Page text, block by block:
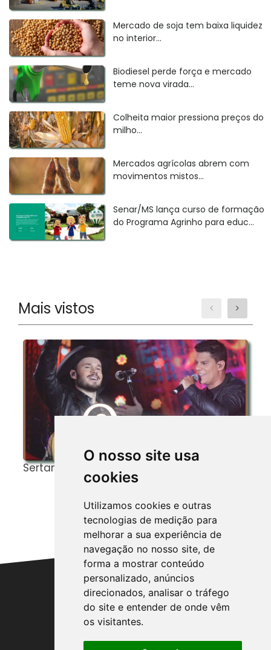
O nosso site usa
cookies
Utilizamos cookies e outras
tecnologias de medição para
melhorar a sua experiência de
navegação no nosso site, de
forma a mostrar conteúdo
personalizado, anúncios
direcionados, analisar o tráfego
do site e entender de onde vêm
os visitantes.
Mercado de soja tem baixa liquidez
no interior...
Biodiesel perde força e mercado
teme nova virada...
Colheita maior pressiona preços do
milho...
Mercados agrícolas abrem com
movimentos mistos...
Senar/MS lança curso de formação
do Programa Agrinho para educ...
Mais vistos
Sertanejos de Verdade!
Entre em Contato: